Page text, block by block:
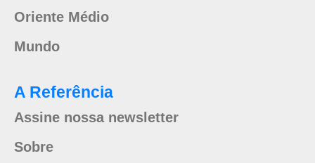
Oriente Médio
Mundo
A Referência
Assine nossa newsletter
Sobre